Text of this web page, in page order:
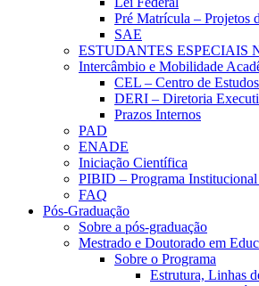
Pré Matrícula – Projetos
SAE
ESTUDANTES ESPECIAIS
Intercâmbio e Mobilidade
CEL – Centro de
DERI – Diretoria
Prazos Internos
PAD
ENADE
Iniciação Científica
PIBID – Programa
FAQ
Pós-Graduação
Sobre a pós-graduação
Mestrado e Doutorado em
Sobre o Programa
Estrutura, Linhas